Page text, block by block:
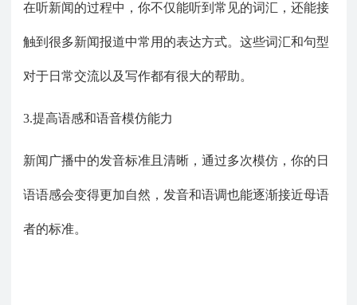
在听新闻的过程中，你不仅能听到常见的词汇，还能接
触到很多新闻报道中常用的表达方式。这些词汇和句型
对于日常交流以及写作都有很大的帮助。
3.提高语感和语音模仿能力
新闻广播中的发音标准且清晰，通过多次模仿，你的日
语语感会变得更加自然，发音和语调也能逐渐接近母语
者的标准。